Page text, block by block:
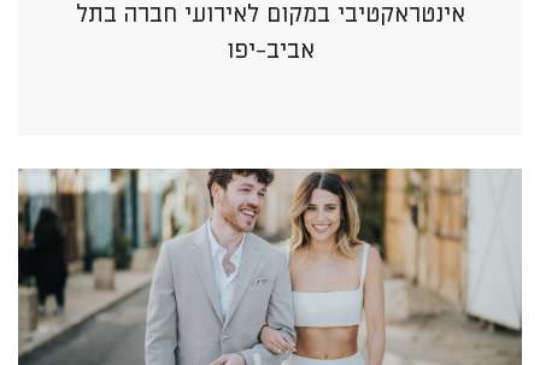
אינטראקטיבי במקום לאירועי חברה בתל
אביב-יפו